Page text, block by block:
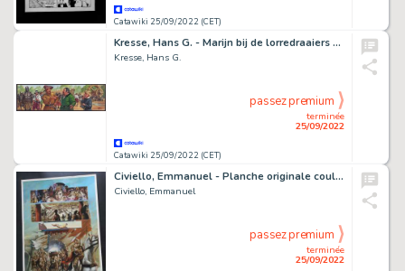
Catawiki 25/09/2022 (CET)
Kresse, Hans G. - Marijn bij de lorredraaiers - Originele illustratie uit Donald Duck - 'Onverwachte hulp' - (1963)
Kresse, Hans G.
Catawiki 25/09/2022 (CET)
terminée
25/09/2022
passez premium
Civiello, Emmanuel - Planche originale couleur - La Dynastie des Dragons - (2010)
Civiello, Emmanuel
terminée
25/09/2022
passez premium